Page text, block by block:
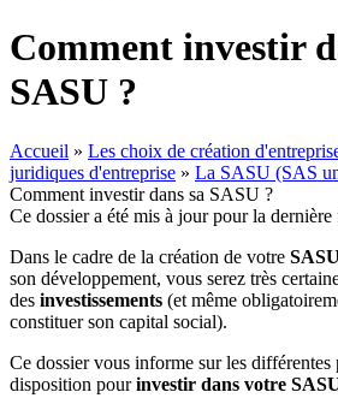
Comment investir
SASU ?
Accueil » Les choix de création
juridiques d'entreprise » La SASU (SAS
Comment investir dans sa SASU ?
Ce dossier a été mis à jour pour la
Dans le cadre de la création de votre SASU
son développement, vous serez très
des investissements (et même
constituer son capital social).
Ce dossier vous informe sur les différentes
disposition pourinvestir dans votre